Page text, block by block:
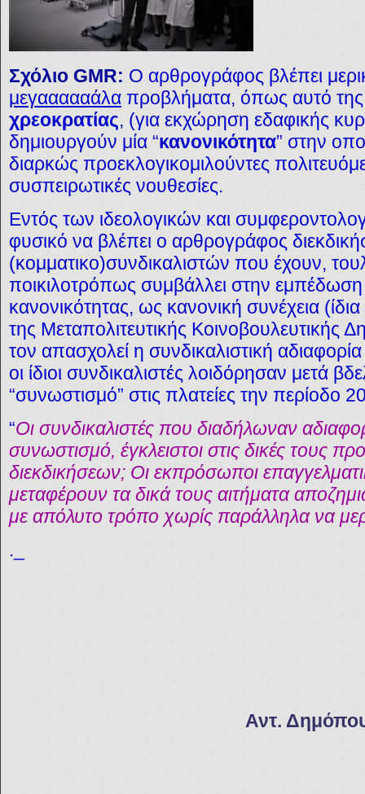
Σχόλιο GMR: Ο αρθρογράφος βλέπει
μεγαααααάλα προβλήματα, όπως αυτό της
χρεοκρατίας, (για εκχώρηση εδαφικής
δημιουργούν μία “κανονικότητα” στην
διαρκώς προεκλογικομιλούντες
συσπειρωτικές νουθεσίες.
Εντός των ιδεολογικών και
φυσικό να βλέπει ο αρθρογράφος
(κομματικο)συνδικαλιστών που έχουν,
ποικιλοτρόπως συμβάλλει στην
κανονικότητας, ως κανονική συνέχεια (ίδια
της Μεταπολιτευτικής Κοινοβουλευτικής
τον απασχολεί η συνδικαλιστική
οι ίδιοι συνδικαλιστές λοιδόρησαν μετά
“συνωστισμό” στις πλατείες την περίοδο
“Οι συνδικαλιστές που διαδήλωναν
συνωστισμό, έγκλειστοι στις δικές τους
διεκδικήσεων; Οι εκπρόσωποι
μεταφέρουν τα δικά τους αιτήματα
με απόλυτο τρόπο χωρίς παράλληλα να
._
Αντ.